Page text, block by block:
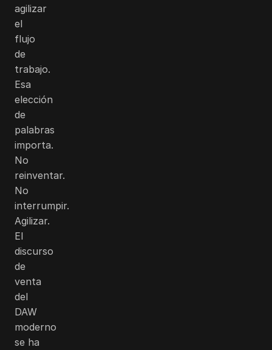
agilizar
el
flujo
de
trabajo.
Esa
elección
de
palabras
importa.
No
reinventar.
No
interrumpir.
Agilizar.
El
discurso
de
venta
del
DAW
moderno
se ha